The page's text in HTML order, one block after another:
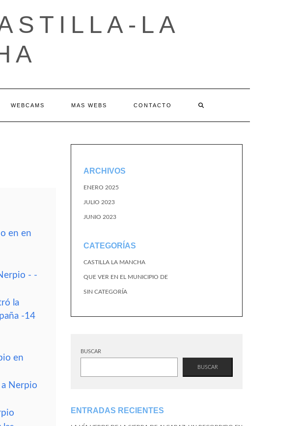
LA
WEBCAMS MAS WEBS CONTACTO
en en
- -
la
-14
en
a Nerpio
ARCHIVOS
ENERO 2025
JULIO 2023
JUNIO 2023
CATEGORÍAS
CASTILLA LA MANCHA
QUE VER EN EL MUNICIPIO DE
SIN CATEGORÍA
BUSCAR
BUSCAR
ENTRADAS RECIENTES